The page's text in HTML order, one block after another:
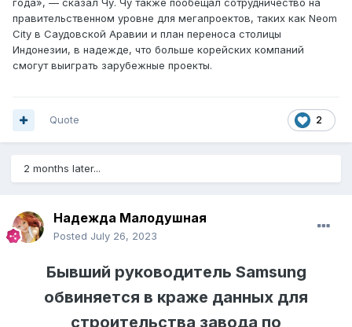
года», — сказал Чу. Чу также пообещал сотрудничество на
правительственном уровне для мегапроектов, таких как Neom
City в Саудовской Аравии и план переноса столицы
Индонезии, в надежде, что больше корейских компаний
смогут выиграть зарубежные проекты.
2
Quote
2 months later...
Надежда Малодушная
Posted July 26, 2023
Бывший руководитель Samsung
обвиняется в краже данных для
строительства завода по